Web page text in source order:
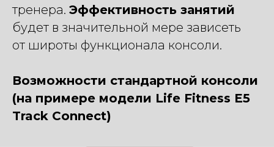
тренера. Эффективность занятий
будет в значительной мере зависеть
от широты функционала консоли.
Возможности стандартной консоли
(на примере модели Life Fitness E5
Track Connect)